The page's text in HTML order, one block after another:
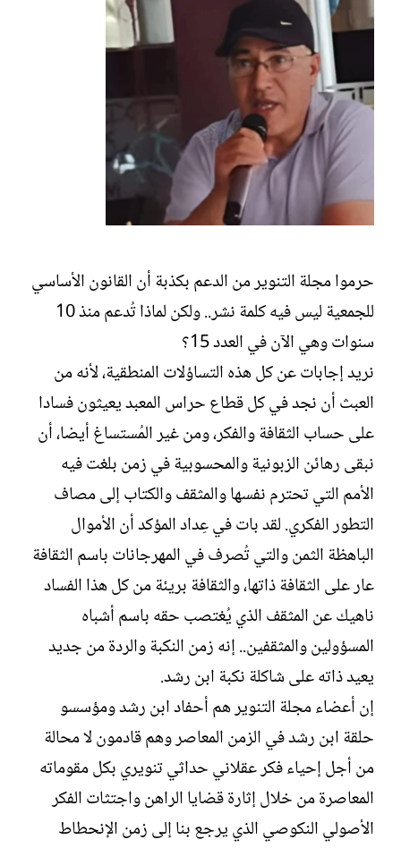
حرموا مجلة التنوير من الدعم بكذبة أن القانون الأساسي
للجمعية ليس فيه كلمة نشر.. ولكن لماذا تُدعم منذ 10
سنوات وهي الآن في العدد 15؟
نريد إجابات عن كل هذه التساؤلات المنطقية، لأنه من
العبث أن نجد في كل قطاع حراس المعبد يعيثون فسادا
على حساب الثقافة والفكر، ومن غير المُستساغ أيضا، أن
نبقى رهائن الزبونية والمحسوبية في زمن بلغت فيه
الأمم التي تحترم نفسها والمثقف والكتاب إلى مصاف
التطور الفكري. لقد بات في عِداد المؤكد أن الأموال
الباهظة الثمن والتي تُصرف في المهرجانات باسم الثقافة
عار على الثقافة ذاتها، والثقافة بريئة من كل هذا الفساد
ناهيك عن المثقف الذي يُغتصب حقه باسم أشباه
المسؤولين والمثقفين.. إنه زمن النكبة والردة من جديد
يعيد ذاته على شاكلة نكبة ابن رشد.
إن أعضاء مجلة التنوير هم أحفاد ابن رشد ومؤسسو
حلقة ابن رشد في الزمن المعاصر وهم قادمون لا محالة
من أجل إحياء فكر عقلاني حداثي تنويري بكل مقوماته
المعاصرة من خلال إثارة قضايا الراهن واجتثات الفكر
الأصولي النكوصي الذي يرجع بنا إلى زمن الإنحطاط